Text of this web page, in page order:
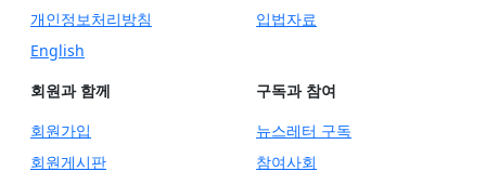
개인정보처리방침
English
입법자료
회원과 함께
회원가입
회원게시판
구독과 참여
뉴스레터 구독
참여사회